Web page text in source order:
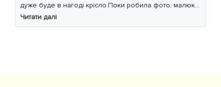
дуже буде в нагоді крісло.Поки робила фото, малюк
уважно читав інструкцію 😁
Читати далі